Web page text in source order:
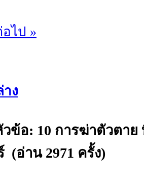
อไป »
าง
ข้อ: 10 การฆ่าตัวตาย
(อ่าน 2971 ครั้ง)